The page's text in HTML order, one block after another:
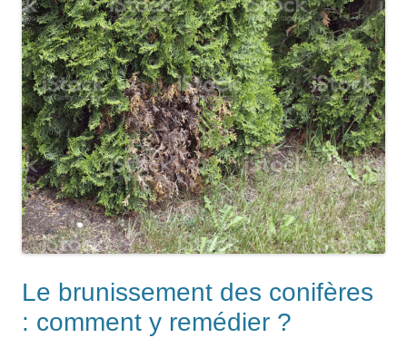
Le brunissement des conifères
: comment y remédier ?